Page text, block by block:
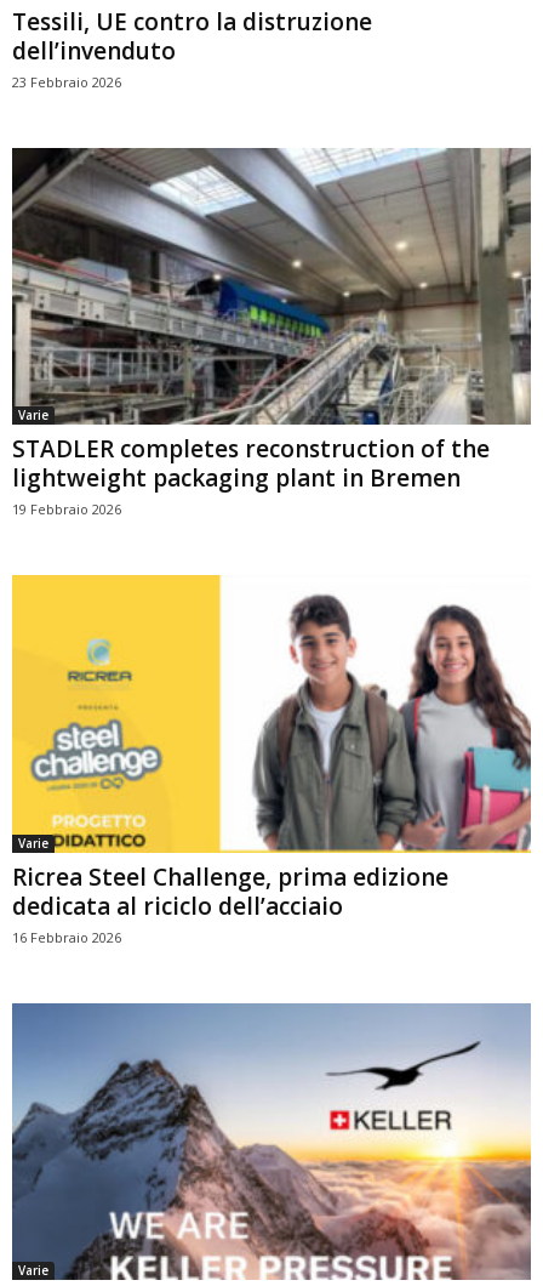
Tessili, UE contro la distruzione
dell’invenduto
23 Febbraio 2026
Varie
STADLER completes reconstruction of the
lightweight packaging plant in Bremen
19 Febbraio 2026
Varie
Ricrea Steel Challenge, prima edizione
dedicata al riciclo dell’acciaio
16 Febbraio 2026
Varie